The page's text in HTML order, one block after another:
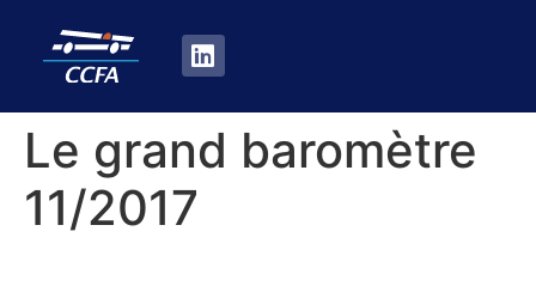
Le grand baromètre
11/2017